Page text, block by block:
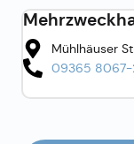
Mühlhäuser
09365